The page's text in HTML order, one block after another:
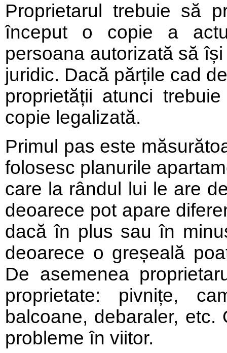
Proprietarul trebuie să
început o copie a
persoana autorizată să
juridic. Dacă părțile cad
proprietății atunci
copie legalizată.
Primul pas este
folosesc planurile
care la rândul lui le are
deoarece pot apare
dacă în plus sau în
deoarece o greșeală
De asemenea
proprietate: pivnițe,
balcoane, debaraler,
probleme în viitor.